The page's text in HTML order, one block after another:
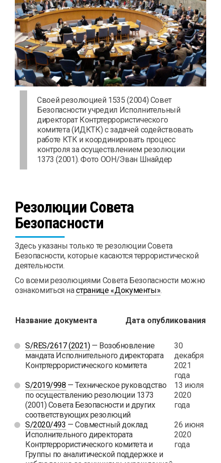
Своей резолюцией 1535 (2004) Совет
Безопасности учредил Исполнительный
директорат Контртеррористического
комитета (ИДКТК) с задачей содействовать
работе КТК и координировать процесс
контроля за осуществлением резолюции
1373 (2001). Фото ООН/Эван Шнайдер
Резолюции Совета
Безопасности
Здесь указаны только те резолюции Совета
Безопасности, которые касаются террористической
деятельности.
Со всеми резолюциями Совета Безопасности можно
ознакомиться настранице «Документы».
Название документа Дата опубликования
S/RES/2617 (2021)— Возобновление
мандата Исполнительного директората
Контртеррористического комитета
30
декабря
2021
года
S/2019/998 — Техническое руководство
по осуществлению резолюции 1373
(2001) Совета Безопасности и других
соответствующих резолюций
13 июля
2020
года
S/2020/493 — Совместный доклад
Исполнительного директората
Контртеррористического комитета и
Группы по аналитической поддержке и
26 июня
2020
года